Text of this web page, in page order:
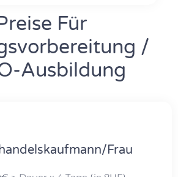
Für
/
Ausbildung
Frau